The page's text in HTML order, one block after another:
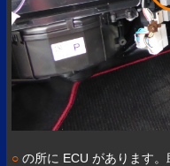
○ の所に ECU があります